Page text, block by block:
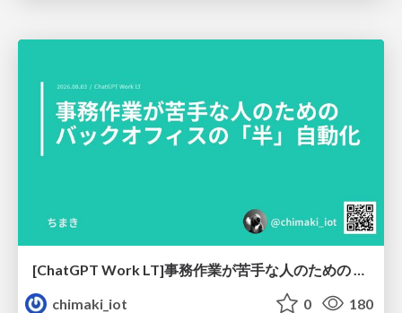
chimaki_iot
0 180